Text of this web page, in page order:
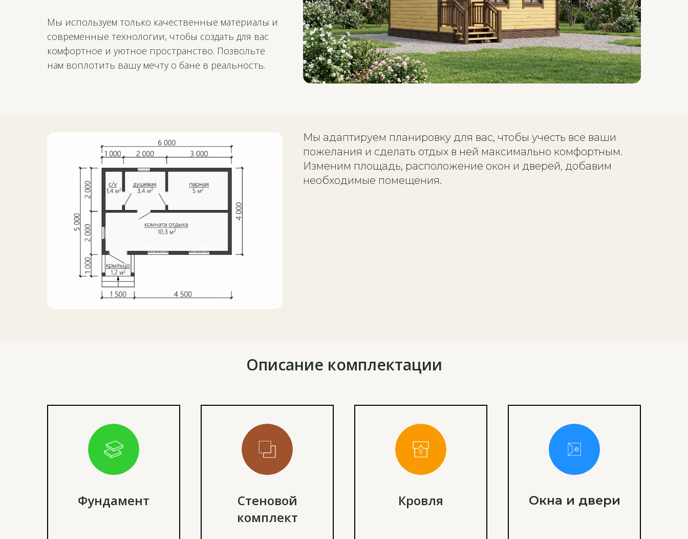
Мы используем только качественные материалы и
современные технологии, чтобы создать для вас
комфортное и уютное пространство. Позвольте
нам воплотить вашу мечту о бане в реальность.
Мы адаптируем планировку для вас, чтобы учесть все ваши
пожелания и сделать отдых в ней максимально комфортным.
Изменим площадь, расположение окон и дверей, добавим
необходимые помещения.
Описание комплектации
Фундамент
Стеновой
комплект
Кровля Окна и двери